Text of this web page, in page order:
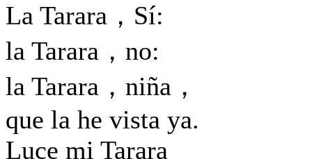
La Tarara，Sí:
la Tarara，no:
la Tarara，niña，
que la he vista ya.
Luce mi Tarara